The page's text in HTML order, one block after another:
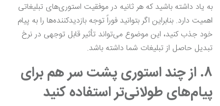
به یاد داشته باشید که هر ثانیه در موفقیت استوری‌های تبلیغاتی
اهمیت دارد. بنابراین اگر بتوانید فوراً توجه بازدید‌کننده‌ها را به پیام
خود جذب کنید، این موضوع می‌تواند تأثیر قابل توجهی در نرخ
تبدیل حاصل از تبلیغات شما داشته باشد.
۸. از چند استوری پشت سر هم برای
پیام‌های طولانی‌تر استفاده کنید